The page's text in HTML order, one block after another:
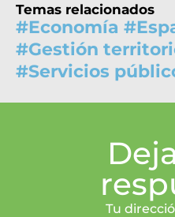
Temas relacionados
#Economía #
#Gestión
#Servicios
Tu